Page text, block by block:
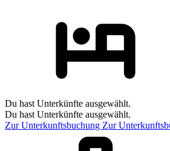
Du hast Unterkünfte ausgewählt.
Du hast Unterkünfte ausgewählt.
Zur Unterkunftsbuchung Zur